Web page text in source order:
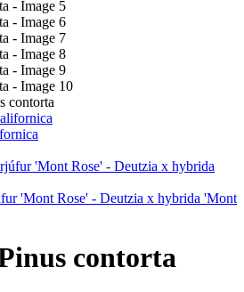
contorta
'Mont Rose' - Deutzia x hybrida 'Mont
contorta